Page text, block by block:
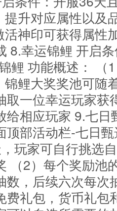
提升对应属性以及
活神印可获得属性
8.幸运锦鲤 开启
鲤 功能概述： （
锦鲤大奖奖池可随
取一位幸运玩家
给相应玩家 9.七
顶部活动栏-七日
玩家可自行挑选
（2）每个奖励池
数，后续六次每次
费礼包，货币礼